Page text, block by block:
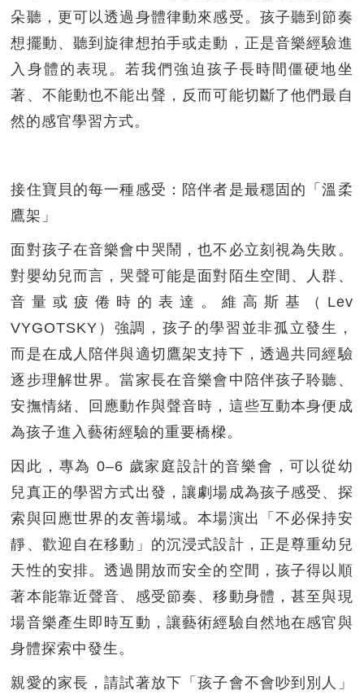
朵聽，更可以透過身體律動來感受。孩子聽到節奏
想擺動、聽到旋律想拍手或走動，正是音樂經驗進
入身體的表現。若我們強迫孩子長時間僵硬地坐
著、不能動也不能出聲，反而可能切斷了他們最自
然的感官學習方式。
接住寶貝的每一種感受：陪伴者是最穩固的「溫柔
鷹架」
面對孩子在音樂會中哭鬧，也不必立刻視為失敗。
對嬰幼兒而言，哭聲可能是面對陌生空間、人群、
音量或疲倦時的表達。維高斯基（Lev
VYGOTSKY）強調，孩子的學習並非孤立發生，
而是在成人陪伴與適切鷹架支持下，透過共同經驗
逐步理解世界。當家長在音樂會中陪伴孩子聆聽、
安撫情緒、回應動作與聲音時，這些互動本身便成
為孩子進入藝術經驗的重要橋樑。
因此，專為 0–6 歲家庭設計的音樂會，可以從幼
兒真正的學習方式出發，讓劇場成為孩子感受、探
索與回應世界的友善場域。本場演出「不必保持安
靜、歡迎自在移動」的沉浸式設計，正是尊重幼兒
天性的安排。透過開放而安全的空間，孩子得以順
著本能靠近聲音、感受節奏、移動身體，甚至與現
場音樂產生即時互動，讓藝術經驗自然地在感官與
身體探索中發生。
親愛的家長，請試著放下「孩子會不會吵到別人」